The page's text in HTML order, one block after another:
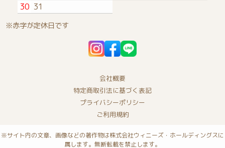
30 31
※赤字が定休日です
会社概要
特定商取引法に基づく表記
プライバシーポリシー
ご利用規約
※サイト内の文章、画像などの著作物は株式会社ウィニーズ・ホールディングスに
属します。無断転載を禁止します。